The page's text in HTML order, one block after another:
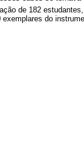
de 182
do